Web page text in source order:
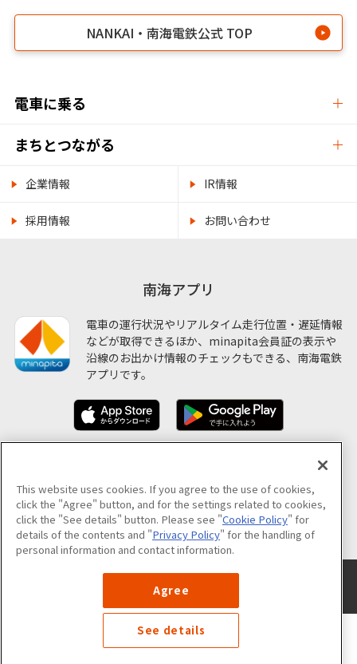
NANKAI・南海電鉄公式 TOP
電車に乗る
まちとつながる
企業情報 IR情報
採用情報 お問い合わせ
南海アプリ
電車の運行状況やリアルタイム走行位置・遅延情報
などが取得できるほか、minapita会員証の表示や
沿線のお出かけ情報のチェックもできる、南海電鉄
アプリです。
ソーシャルメディア公式アカウント
公式アカウント一覧
サイトのご利用について
サイトマップ
©NANKAI Co.,Ltd. All Rights Reserved.
This website uses cookies. If you agree to the use of cookies,
click the "Agree" button, and for the settings related to cookies,
click the "See details" button. Please see "Cookie Policy" for
details of the contents and "Privacy Policy" for the handling of
personal information and contact information.
Agree
See details